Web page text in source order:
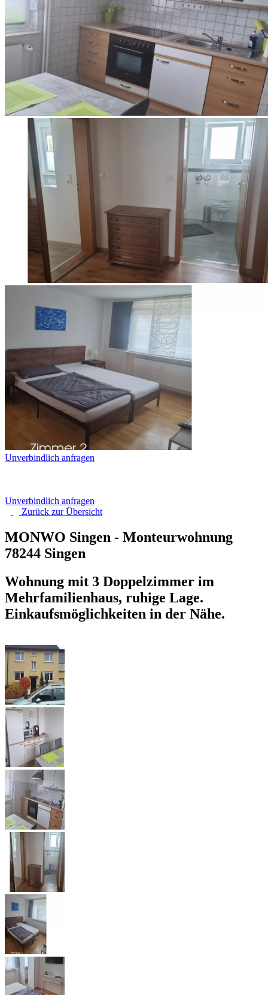
Unverbindlich anfragen
Unverbindlich anfragen
Zurück zurÜbersicht
MONWO Singen - Monteurwohnung
78244 Singen
Wohnung mit 3 Doppelzimmer im
Mehrfamilienhaus, ruhige Lage.
Einkaufsmöglichkeiten in der Nähe.